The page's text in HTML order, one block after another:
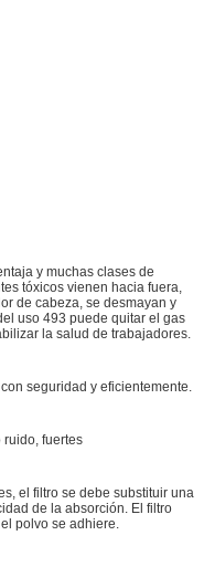
y muchas clases de
tóxicos vienen hacia fuera,
de cabeza, se desmayan y
uso 493 puede quitar el gas
la salud de trabajadores.
seguridad y eficientemente.
ruido, fuertes
el filtro se debe substituir una
de la absorción. El filtro
polvo se adhiere.